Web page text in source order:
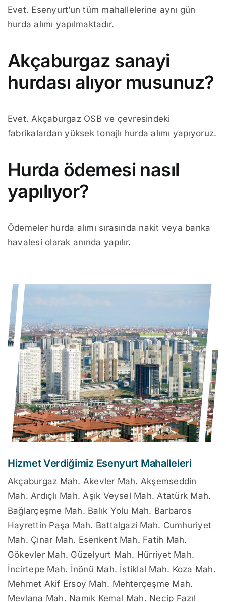
Evet. Esenyurt’un tüm mahallelerine aynı gün
hurda alımı yapılmaktadır.
Akçaburgaz sanayi
hurdası alıyor musunuz?
Evet. Akçaburgaz OSB ve çevresindeki
fabrikalardan yüksek tonajlı hurda alımı yapıyoruz.
Hurda ödemesi nasıl
yapılıyor?
Ödemeler hurda alımı sırasında nakit veya banka
havalesi olarak anında yapılır.
Hizmet Verdiğimiz Esenyurt Mahalleleri
Akçaburgaz Mah. Akevler Mah. Akşemseddin
Mah. Ardıçlı Mah. Aşık Veysel Mah. Atatürk Mah.
Bağlarçeşme Mah. Balık Yolu Mah. Barbaros
Hayrettin Paşa Mah. Battalgazi Mah. Cumhuriyet
Mah. Çınar Mah. Esenkent Mah. Fatih Mah.
Gökevler Mah. Güzelyurt Mah. Hürriyet Mah.
İncirtepe Mah. İnönü Mah. İstiklal Mah. Koza Mah.
Mehmet Akif Ersoy Mah. Mehterçeşme Mah.
Mevlana Mah. Namık Kemal Mah. Necip Fazıl